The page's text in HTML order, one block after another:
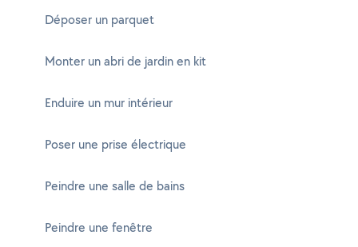
Déposer un parquet
Monter un abri de jardin en kit
Enduire un mur intérieur
Poser une prise électrique
Peindre une salle de bains
Peindre une fenêtre